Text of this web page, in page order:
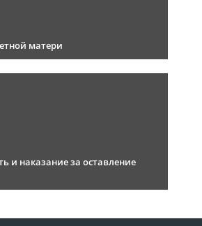
матери
и наказание за оставление